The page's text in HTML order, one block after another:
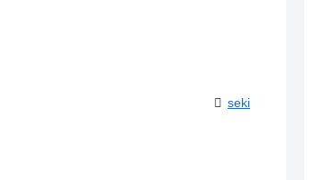
seki